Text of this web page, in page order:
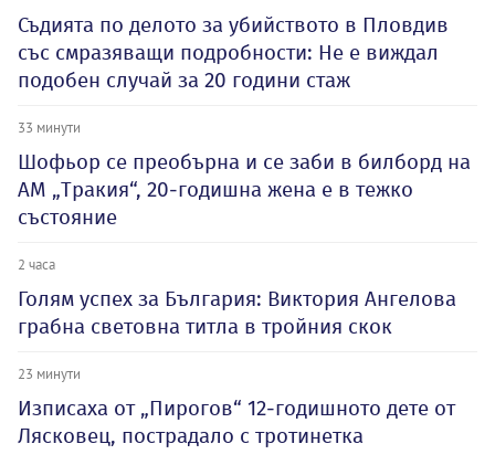
Съдията по делото за убийството в Пловдив
със смразяващи подробности: Не е виждал
подобен случай за 20 години стаж
33 минути
Шофьор се преобърна и се заби в билборд на
АМ „Тракия“, 20-годишна жена е в тежко
състояние
2 часа
Голям успех за България: Виктория Ангелова
грабна световна титла в тройния скок
23 минути
Изписаха от „Пирогов“ 12-годишното дете от
Лясковец, пострадало с тротинетка